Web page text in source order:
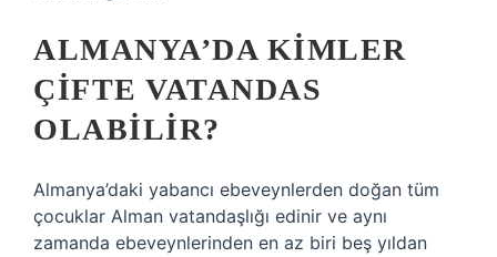
ALMANYA’DA KIMLER
ÇIFTE VATANDAS
OLABILIR?
Almanya’daki yabancı ebeveynlerden doğan tüm
çocuklar Alman vatandaşlığı edinir ve aynı
zamanda ebeveynlerinden en az biri beş yıldan